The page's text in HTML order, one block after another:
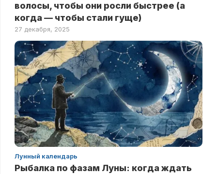
волосы, чтобы они росли быстрее (а
когда — чтобы стали гуще)
27 декабря, 2025
Лунный календарь
Рыбалка по фазам Луны: когда ждать